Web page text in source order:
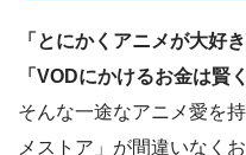
「とにかくアニメが大好
「VODにかけるお金は賢
そんな一途なアニメ愛を
メストア」が間違いなく